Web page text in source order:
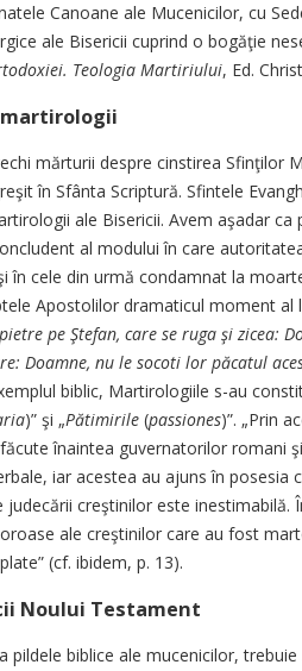
Canoane ale Mucenicilor, cu
ale Bisericii cuprind o bogăţie
Teologia Martiriului, Ed.
mărturii despre cinstirea Sfinţilor
în Sfânta Scriptură. Sfintele
ale Bisericii. Avem aşadar ca
al modului în care
în cele din urmă condamnat la
Apostolilor dramaticul moment al
pe Ştefan, care se ruga şi zicea:
Doamne, nu le socoti lor păcatul
biblic, Martirologiile s-au
)” şi „Pătimirile (passiones)”. „Prin
înaintea guvernatorilor romani
iar acestea au ajuns în
judecării creştinilor este inestimabilă.
ale creştinilor care au fost
(cf. ibidem, p. 13).
Noului Testament
pildele biblice ale mucenicilor,